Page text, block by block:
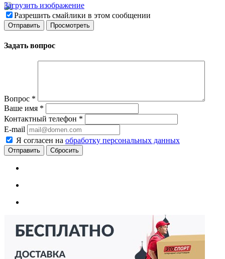
Загрузить изображение
Разрешить смайлики в этом сообщении
Задать вопрос
Вопрос *
Ваше имя *
Контактный телефон *
E-mail
Я согласен на обработку персональных данных
Сбросить